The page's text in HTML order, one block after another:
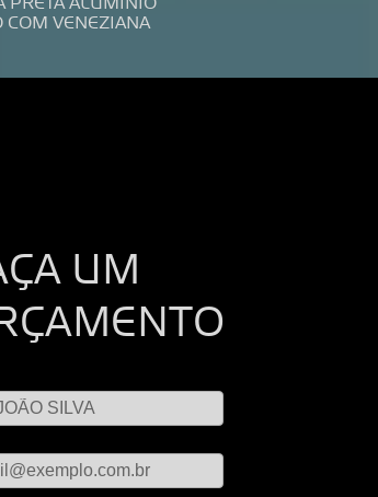
COM VENEZIANA
UM